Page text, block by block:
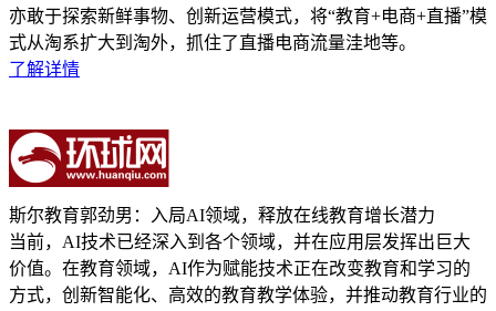
亦敢于探索新鲜事物、创新运营模式，将“教育+电商+直播”模
式从淘系扩大到淘外，抓住了直播电商流量洼地等。
了解详情
斯尔教育郭劲男：入局AI领域，释放在线教育增长潜力
当前，AI技术已经深入到各个领域，并在应用层发挥出巨大
价值。在教育领域，AI作为赋能技术正在改变教育和学习的
方式，创新智能化、高效的教育教学体验，并推动教育行业的